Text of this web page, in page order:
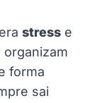
stress e
organizam
forma
sai